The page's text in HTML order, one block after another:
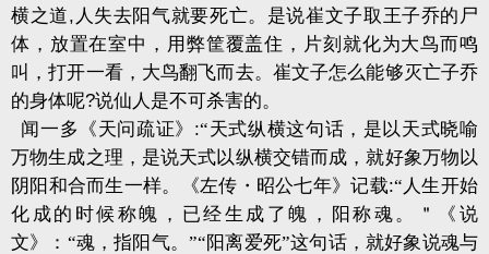
横之道, 人失去阳气就要死亡。是说崔文子取王子乔的尸
体，放置在室中，用弊筐覆盖住，片刻就化为大鸟而鸣
叫，打开一看，大鸟翻飞而去。崔文子怎么能够灭亡子乔
的身体呢?说仙人是不可杀害的。
闻一多《天问疏证》 :“天式纵横这句话，是以天式晓喻
万物生成之理，是说天式以纵横交错而成，就好象万物以
阴阳和合而生一样。《左传・昭公七年》记载:“人生开始
化成的时候称魄，已经生成了魄，阳称魂。＂《说
文》：“魂，指阳气。”“阳离爱死”这句话，就好象说魂与